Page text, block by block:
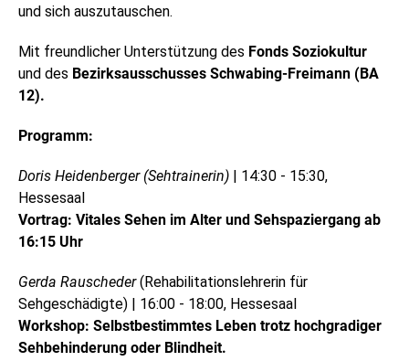
und sich auszutauschen.
Mit freundlicher Unterstützung des Fonds Soziokultur
und des Bezirksausschusses Schwabing-Freimann (BA
12).
Programm:
Doris Heidenberger (Sehtrainerin) | 14:30 - 15:30,
Hessesaal
Vortrag: Vitales Sehen im Alter und Sehspaziergang ab
16:15 Uhr
Gerda Rauscheder(Rehabilitationslehrerin für
Sehgeschädigte) | 16:00 - 18:00, Hessesaal
Workshop: Selbstbestimmtes Leben trotz hochgradiger
Sehbehinderung oder Blindheit.